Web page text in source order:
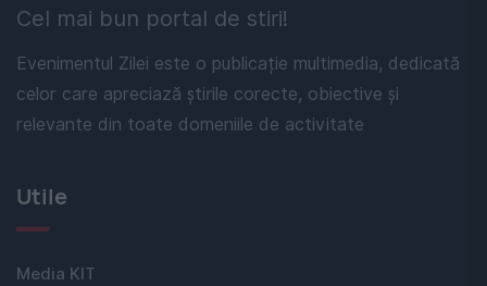
Cel mai bun portal de stiri!
Evenimentul Zilei este o publicație multimedia, dedicată
celor care apreciază știrile corecte, obiective și
relevante din toate domeniile de activitate
Utile
Media KIT